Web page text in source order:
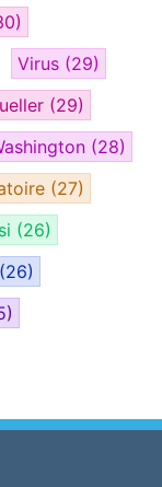
Virus (29)
(29)
(28)
(27)
(26)
(26)